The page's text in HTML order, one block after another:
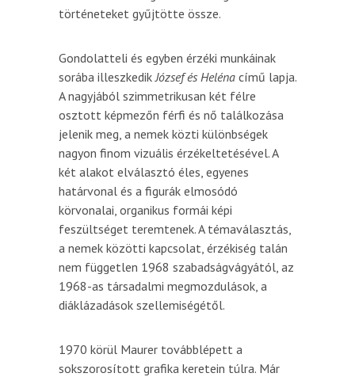
történeteket gyűjtötte össze.
Gondolatteli és egyben érzéki munkáinak
sorába illeszkedikJózsef és Heléna című lapja.
A nagyjából szimmetrikusan két félre
osztott képmezőn férfi és nő találkozása
jelenik meg, a nemek közti különbségek
nagyon finom vizuális érzékeltetésével. A
két alakot elválasztó éles, egyenes
határvonal és a figurák elmosódó
körvonalai, organikus formái képi
feszültséget teremtenek. A témaválasztás,
a nemek közötti kapcsolat, érzékiség talán
nem független 1968 szabadságvágyától, az
1968-as társadalmi megmozdulások, a
diáklázadások szellemiségétől.
1970 körül Maurer továbblépett a
sokszorosított grafika keretein túlra. Már